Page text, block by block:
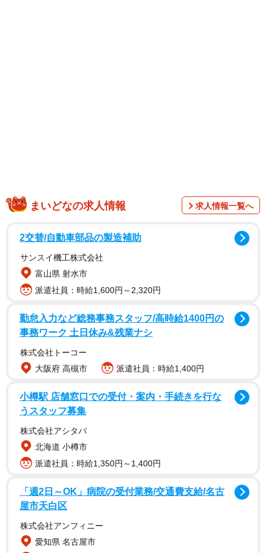
メイド役が似合いそうな女性芸能人ランキング（提供画像）
この調査は、全国の男女1000人を対象に、2025年12月に実
施したものです。回答者のコメントは以下の通りです。
まいどなの求人情報 求人情報一覧へ
2交替/自動車部品の製造補助
サンスイ機工株式会社
富山県 射水市
派遣社員：時給1,600円～2,320円
勤怠入力など総務事務スタッフ/高時給1400円の
事務ワーク 土日休み&残業ナシ
株式会社トーコー
大阪府 高槻市
派遣社員：時給1,400円
小樽駅 店舗窓口での受付・案内・手続きを行な
うスタッフ募集
株式会社アシタバ
北海道 小樽市
派遣社員：時給1,350円～1,400円
「週2日～OK」病院の受付業務/交通費支給/名古
屋市天白区
株式会社アンフィニー
愛知県 名古屋市